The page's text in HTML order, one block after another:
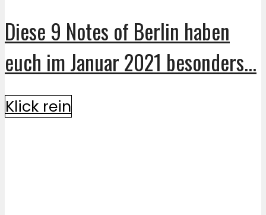
Diese 9 Notes of Berlin haben
euch im Januar 2021 besonders...
Klick rein